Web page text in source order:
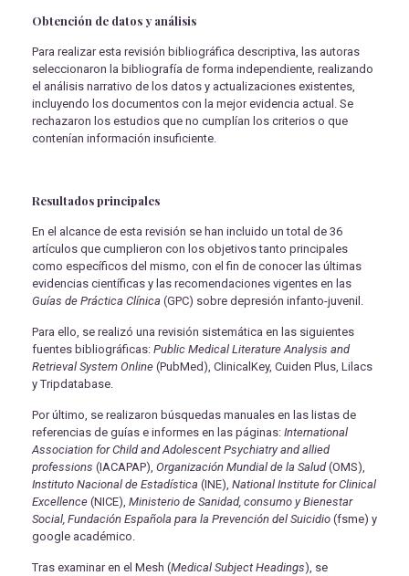
Obtención de datos y análisis
Para realizar esta revisión bibliográfica descriptiva, las autoras
seleccionaron la bibliografía de forma independiente, realizando
el análisis narrativo de los datos y actualizaciones existentes,
incluyendo los documentos con la mejor evidencia actual. Se
rechazaron los estudios que no cumplían los criterios o que
contenían información insuficiente.
Resultados principales
En el alcance de esta revisión se han incluido un total de 36
artículos que cumplieron con los objetivos tanto principales
como específicos del mismo, con el fin de conocer las últimas
evidencias científicas y las recomendaciones vigentes en las
Guías de Práctica Clínica (GPC) sobre depresión infanto-juvenil.
Para ello, se realizó una revisión sistemática en las siguientes
fuentes bibliográficas: Public Medical Literature Analysis and
Retrieval System Online (PubMed), ClinicalKey, Cuiden Plus, Lilacs
y Tripdatabase.
Por último, se realizaron búsquedas manuales en las listas de
referencias de guías e informes en las páginas: International
Association for Child and Adolescent Psychiatry and allied
professions (IACAPAP), Organización Mundial de la Salud(OMS),
Instituto Nacional de Estadística (INE), National Institute for Clinical
Excellence (NICE), Ministerio de Sanidad, consumo y Bienestar
Social, Fundación Española para la Prevención del Suicidio (fsme) y
google académico.
Tras examinar en el Mesh (Medical Subject Headings), se